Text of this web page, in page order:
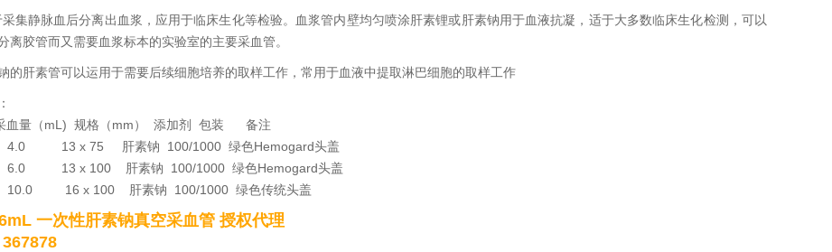
集静脉血后分离出血浆，应用于临床生化等检验。血浆管内壁均匀喷涂肝素锂或肝素钠用于血液抗凝，适于大多数临床生化检测，可以
离胶管而又需要血浆标本的实验室的主要采血管。
的肝素管可以运用于需要后续细胞培养的取样工作，常用于血液中提取淋巴细胞的取样工作
量（mL) 规格（mm） 添加剂 包装 备注
4.0 13 x 75 肝素钠 100/1000 绿色Hemogard头盖
6.0 13 x 100 肝素钠 100/1000 绿色Hemogard头盖
10.0 16 x 100 肝素钠 100/1000 绿色传统头盖
一次性肝素钠真空采血管 授权代理